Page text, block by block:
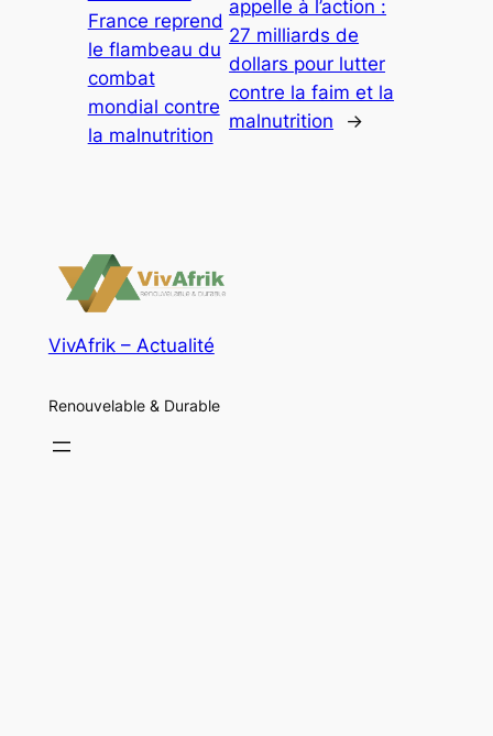
France reprend
le flambeau du
combat
mondial contre
la malnutrition
appelle à l’action :
27 milliards de
dollars pour lutter
contre la faim et la
malnutrition
→
VivAfrik – Actualité
Renouvelable & Durable